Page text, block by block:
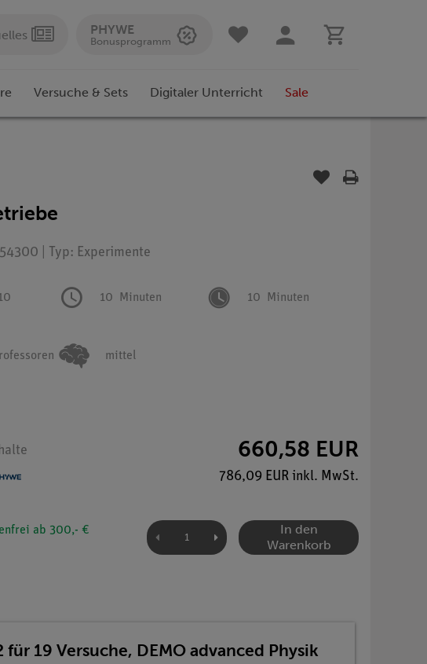
PHYWE
Bonusprogramm
Versuche & Sets Digitaler Unterricht Sale
| Typ: Experimente
10 Minuten 10 Minuten
mittel
660,58 EUR
786,09 EUR inkl. MwSt.
ab 300,- €
In den
Warenkorb
19 Versuche, DEMO advanced Physik